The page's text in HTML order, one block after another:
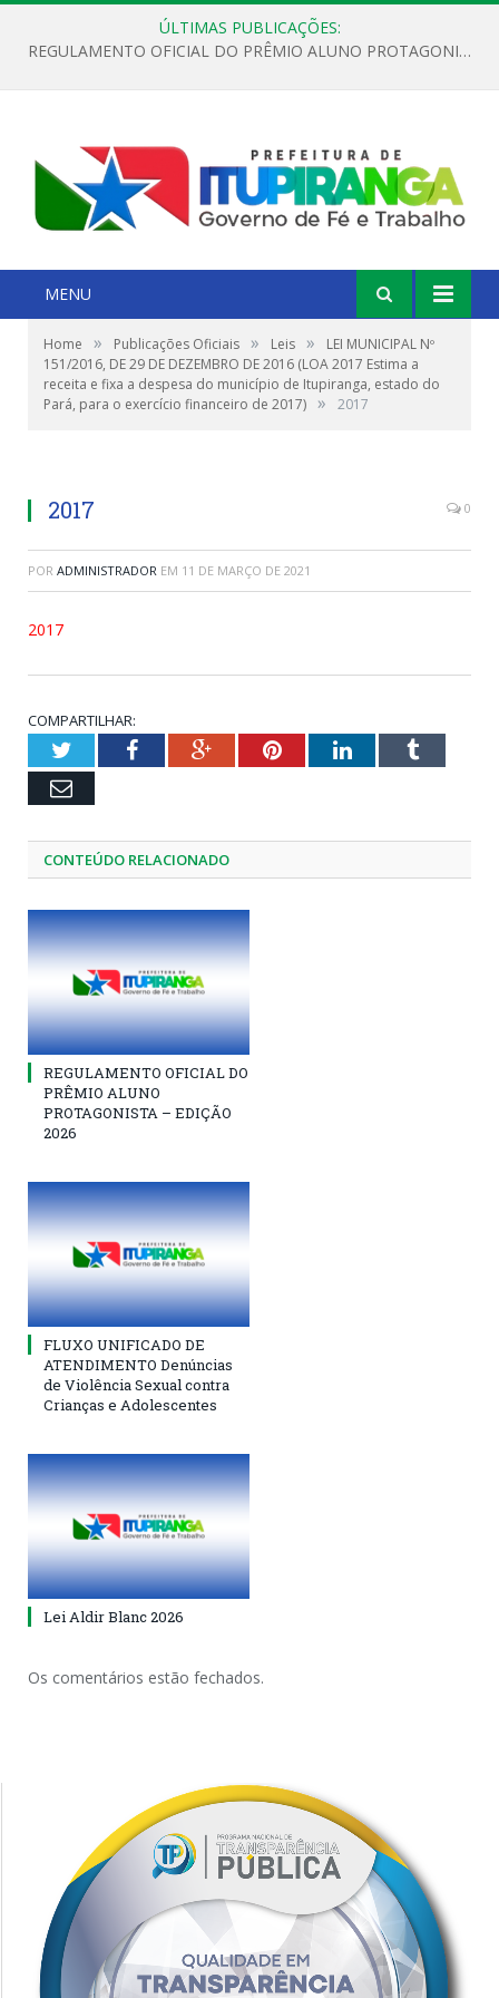
ÚLTIMAS PUBLICAÇÕES:
REGULAMENTO OFICIAL DO PRÊMIO ALUNO PROTAGONISTA – EDIÇÃO 2026
MENU
Home » Publicações Oficiais » Leis »
LEI MUNICIPAL Nº
151/2016, DE 29 DE DEZEMBRO DE 2016 (LOA 2017 Estima a
receita e fixa a despesa do município de Itupiranga, estado do
Pará, para o exercício financeiro de 2017) » 2017
2017 0
POR ADMINISTRADOR EM 11 DE MARÇO DE 2021
2017
COMPARTILHAR:
TwitterFacebookGoogle+PinterestLinkedInTumblr
Email
CONTEÚDO RELACIONADO
REGULAMENTO OFICIAL DO
PRÊMIO ALUNO
PROTAGONISTA – EDIÇÃO
2026
FLUXO UNIFICADO DE
ATENDIMENTO Denúncias
de Violência Sexual contra
Crianças e Adolescentes
Lei Aldir Blanc 2026
Os comentários estão fechados.